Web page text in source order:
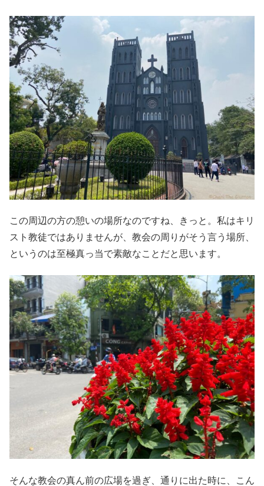
この周辺の方の憩いの場所なのですね、きっと。私はキリ
スト教徒ではありませんが、教会の周りがそう言う場所、
というのは至極真っ当で素敵なことだと思います。
そんな教会の真ん前の広場を過ぎ、通りに出た時に、こん